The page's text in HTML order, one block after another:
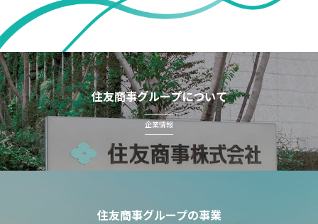
住友商事グループについて
企業情報
住友商事グループの事業